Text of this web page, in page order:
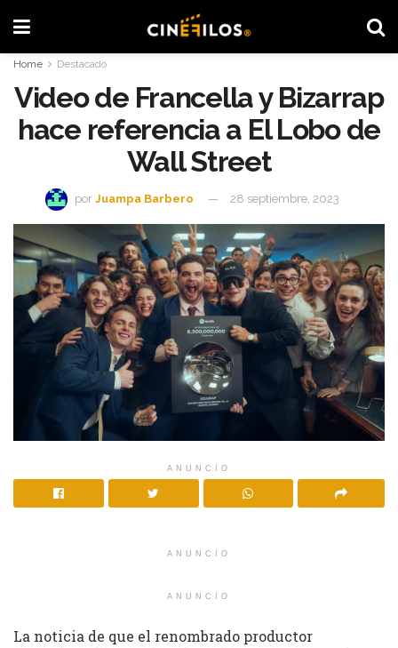
Home Destacado
Video de Francella y Bizarrap
hace referencia a El Lobo de
Wall Street
por Juampa Barbero 28 septiembre, 2023
ANUNCIO
ANUNCIO
ANUNCIO
La noticia de que el renombrado productor